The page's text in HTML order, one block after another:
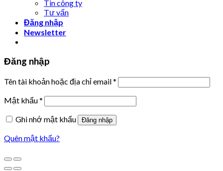
Tin công ty
Tư vấn
Đăng nhập
Newsletter
Đăng nhập
Tên tài khoản hoặc địa chỉ email*
Mật khẩu*
Ghi nhớ mật khẩu
Đăng nhập
Quên mật khẩu?